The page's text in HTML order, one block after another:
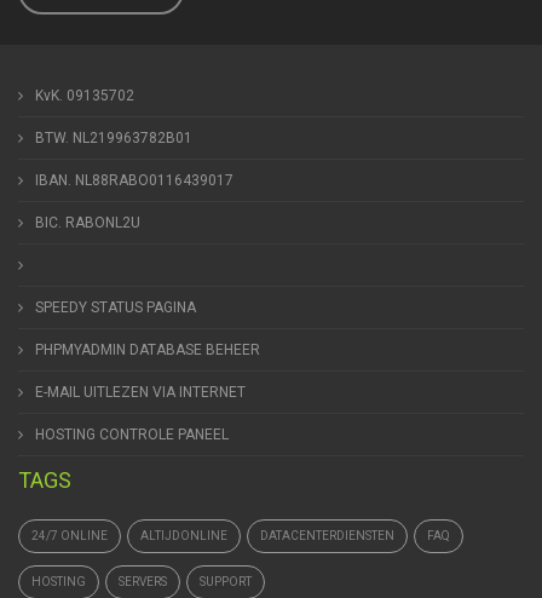
KvK. 09135702
BTW. NL219963782B01
IBAN. NL88RABO0116439017
BIC. RABONL2U
SPEEDY STATUS PAGINA
PHPMYADMIN DATABASE BEHEER
E-MAIL UITLEZEN VIA INTERNET
HOSTING CONTROLE PANEEL
TAGS
24/7 ONLINE ALTIJDONLINE DATACENTERDIENSTEN FAQ
HOSTING SERVERS SUPPORT